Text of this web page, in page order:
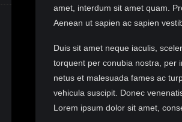
amet, interdum sit amet quam.
Aenean ut sapien ac sapien
Duis sit amet neque iaculis,
torquent per conubia nostra, per
netus et malesuada fames ac
vehicula suscipit. Donec
Lorem ipsum dolor sit amet,